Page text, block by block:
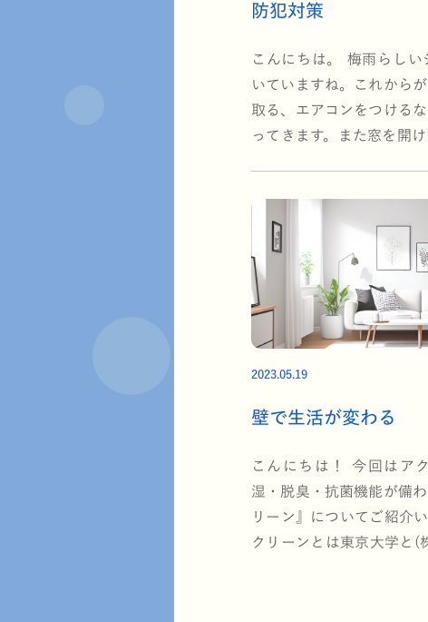
防犯対策
こんにちは。 梅雨らし
いていますね。これから
取る、エアコンをつける
ってきます。また窓を開
2023.05.19
壁で生活が変わる
こんにちは！ 今回はア
湿・脱臭・抗菌機能が備
リーン』についてご紹介
クリーンとは東京大学と(